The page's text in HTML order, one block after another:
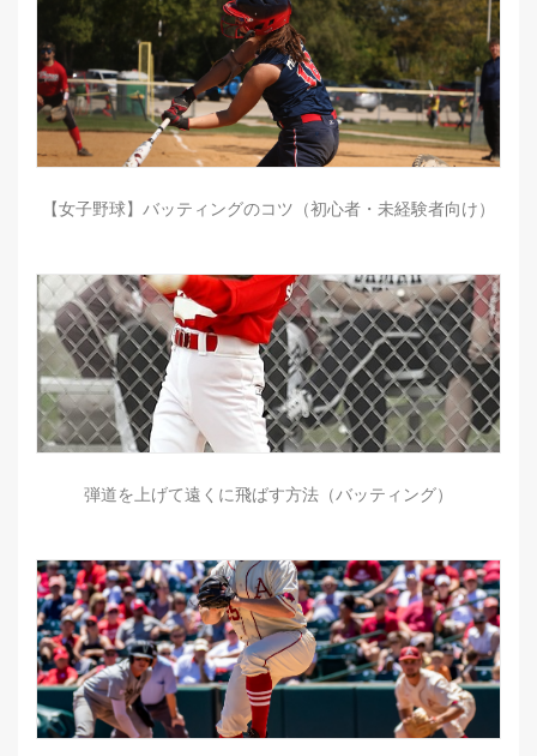
【女子野球】バッティングのコツ（初心者・未経験者向け）
弾道を上げて遠くに飛ばす方法（バッティング）